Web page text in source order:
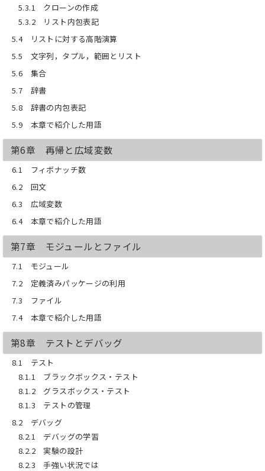
5.3.1 クローンの作成
5.3.2 リスト内包表記
5.4 リストに対する高階演算
5.5 文字列，タプル，範囲とリスト
5.6 集合
5.7 辞書
5.8 辞書の内包表記
5.9 本章で紹介した用語
第6章 再帰と広域変数
6.1 フィボナッチ数
6.2 回文
6.3 広域変数
6.4 本章で紹介した用語
第7章 モジュールとファイル
7.1 モジュール
7.2 定義済みパッケージの利用
7.3 ファイル
7.4 本章で紹介した用語
第8章 テストとデバッグ
8.1 テスト
8.1.1 ブラックボックス・テスト
8.1.2 グラスボックス・テスト
8.1.3 テストの管理
8.2 デバッグ
8.2.1 デバッグの学習
8.2.2 実験の設計
8.2.3 手強い状況では